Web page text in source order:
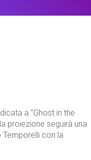
a "Ghost in the
proiezione seguirà una
con la